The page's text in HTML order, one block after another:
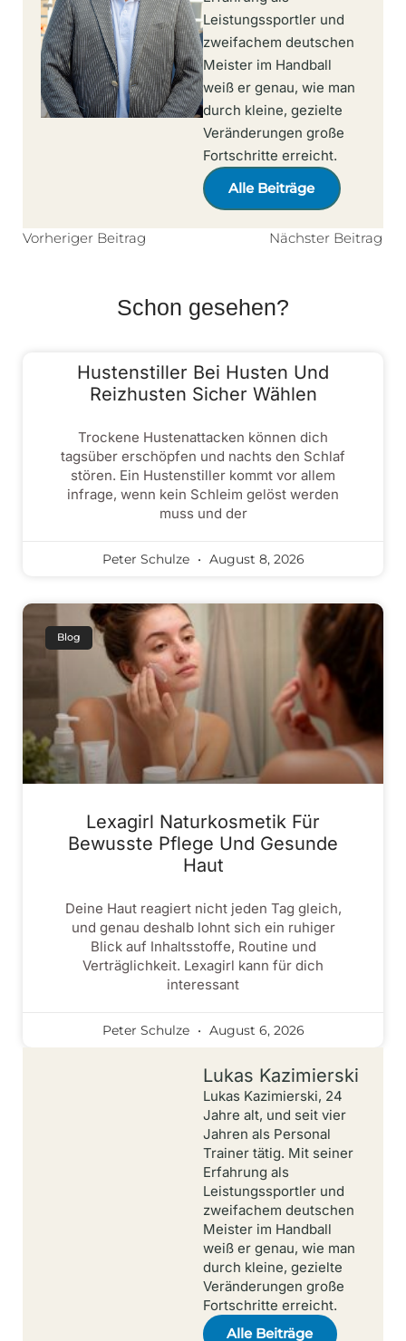
Leistungssportler und
zweifachem deutschen
Meister im Handball
weiß er genau, wie man
durch kleine, gezielte
Veränderungen große
Fortschritte erreicht.
Alle Beiträge
Vorheriger Beitrag Nächster Beitrag
Schon gesehen?
Hustenstiller Bei Husten Und
Reizhusten Sicher Wählen
Trockene Hustenattacken können dich
tagsüber erschöpfen und nachts den Schlaf
stören. Ein Hustenstiller kommt vor allem
infrage, wenn kein Schleim gelöst werden
muss und der
Peter Schulze August 8, 2026
Blog
Lexagirl Naturkosmetik Für
Bewusste Pflege Und Gesunde
Haut
Deine Haut reagiert nicht jeden Tag gleich,
und genau deshalb lohnt sich ein ruhiger
Blick auf Inhaltsstoffe, Routine und
Verträglichkeit. Lexagirl kann für dich
interessant
Peter Schulze August 6, 2026
Lukas Kazimierski
Lukas Kazimierski, 24
Jahre alt, und seit vier
Jahren als Personal
Trainer tätig. Mit seiner
Erfahrung als
Leistungssportler und
zweifachem deutschen
Meister im Handball
weiß er genau, wie man
durch kleine, gezielte
Veränderungen große
Fortschritte erreicht.
Alle Beiträge